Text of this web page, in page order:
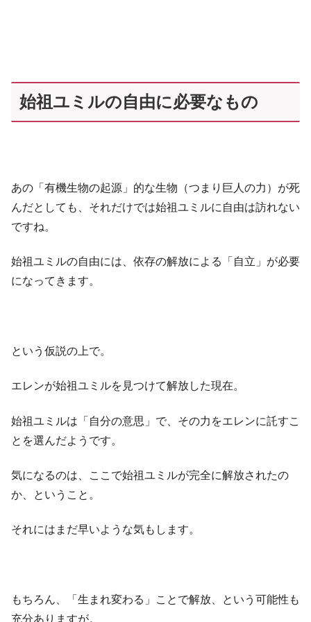
始祖ユミルの自由に必要なもの
あの「有機生物の起源」的な生物（つまり巨人の力）が死
んだとしても、それだけでは始祖ユミルに自由は訪れない
ですね。
始祖ユミルの自由には、依存の解放による「自立」が必要
になってきます。
という仮説の上で。
エレンが始祖ユミルを見つけて解放した現在。
始祖ユミルは「自分の意思」で、その力をエレンに託すこ
とを選んだようです。
気になるのは、ここで始祖ユミルが完全に解放されたの
か、ということ。
それにはまだ早いような気もします。
もちろん、「生まれ変わる」ことで解放、という可能性も
充分ありますが。